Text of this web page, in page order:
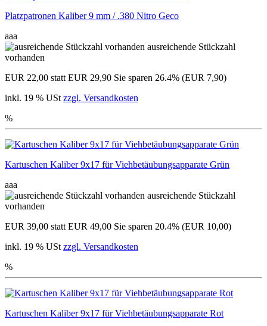
Platzpatronen Kaliber 9 mm / .380 Nitro Geco
aaa
ausreichende Stückzahl
vorhanden
EUR 22,00 statt EUR 29,90 Sie sparen 26.4% (EUR 7,90)
inkl. 19 % USt zzgl. Versandkosten
%
Kartuschen Kaliber 9x17 für Viehbetäubungsapparate Grün
aaa
ausreichende Stückzahl
vorhanden
EUR 39,00 statt EUR 49,00 Sie sparen 20.4% (EUR 10,00)
inkl. 19 % USt zzgl. Versandkosten
%
Kartuschen Kaliber 9x17 für Viehbetäubungsapparate Rot